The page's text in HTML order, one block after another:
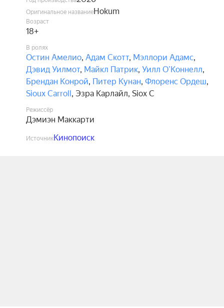
Оригинальное названиеHokum
Возраст
18+
В ролях
Остин Амелио, Адам Скотт, Мэллори Адамс,
Дэвид Уилмот, Майкл Патрик, Уилл О’Коннелл,
Брендан Конрой, Питер Кунан, Флоренс Ордеш,
Sioux Carroll, Эзра Карлайл, Siox C
Режиссёр
Дэмиэн Маккарти
ИсточникКинопоиск